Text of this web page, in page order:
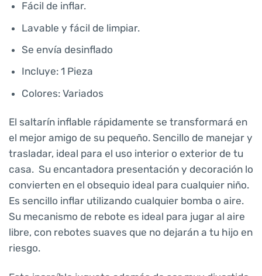
Fácil de inflar.
Lavable y fácil de limpiar.
Se envía desinflado
Incluye: 1 Pieza
Colores: Variados
El saltarín inflable rápidamente se transformará en
el mejor amigo de su pequeño. Sencillo de manejar y
trasladar, ideal para el uso interior o exterior de tu
casa. Su encantadora presentación y decoración lo
convierten en el obsequio ideal para cualquier niño.
Es sencillo inflar utilizando cualquier bomba o aire.
Su mecanismo de rebote es ideal para jugar al aire
libre, con rebotes suaves que no dejarán a tu hijo en
riesgo.